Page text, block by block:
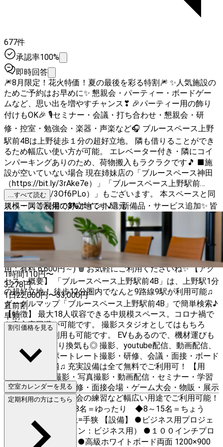
677件
承認率100%
即時回答
🎆8月限定！花火特価！夏の最後を彩る特割🎆 ✨人気施設の
ためご予約はお早めに✨ 懇親会・パーティー・ボードゲー
ムなど、思い出を増やすチャンス❣ 🎉パーティー用の飾り
付けもOK🎉 🎙セミナー・会議・打ち合わせ・懇親会・研
修・控室・勉強会・楽器・声楽など🎧 ブルースペース上野
駅前4Bは上野徒歩１分の超好立地。 隣も借りることができ
るため幅広い使い方が可能。 エレベーター付き・隣にコイ
ンパーキングありのため、荷物搬入もラクラクです🎵 ■施
設が空いていない場合 現在姉妹店の「ブルースペース神田
（https://bit.ly/3rAke7e）」「ブルースペース上野駅前
(https://bit.ly/3Of6PLo）」もございます。 本スペースと同
規模・同等設備の好立地です♪ ✨新備品・サービス追加✨ 皆
様のご要望にお応えして、新しい備品とサービスが追加され
ました！ぜひご利用ください♪ 1️⃣ 有線キーボードの追加 (利
用：無料) ⌨️ 2️⃣ 有線マウスの追加 (利用：無料) 🖱️ 3️⃣ PCモニ
ターの追加 (利用：無料) 🖥️ 4️⃣ ゴミ捨てオプションの追加 (利
用：有料 6,600円～) 🗑️ お気軽にご利用くださいね✨ 【アク
セス・概要】 「ブルースペース上野駅前4B」は、上野駅1分
の超好立地！ 徒歩12分圏内でなんと9路線9駅が利用可能♫
グーグルマップ「ブルースペース上野駅前4B」で簡単検索♪
【特徴】 最大18人収容できる中規模スペース。コロナ禍で
も安心密回避が可能です。 撮影スタジオとしてはもちろ
ん・貸し会議利用も可能です。 EVもあるので、機材運びも
簡単♫ 窓も有り換気も◎ 撮影、youtube配信、動画配信、
モデル撮影・ポートレート撮影・研修、会議・面接・ボード
ゲーム等に最適♫ 充実設備は全て無料でご利用可！ 【用
途】 コスプレ撮影・写真撮影・動画配信・セミナー・学習
塾・英会話教室・研修・面接会場・ゲーム大会・物販・展示
会・イベント・忘年会の練習など幅広い用途でご利用可能！
【スペース】 ◆1～8名＝ゆったり ◆8～15名＝ちょう
ど ◆15～18名以上=手狭 【設備】 ●ビジネス用プロジェ
クター（3200ルーメン：ビジネス用） ●１００インチプロ
ジェクトスクリーン ●高級ホワイトボード両面 1200×900
...すべて読む
スペースご利用で3%ポイント還元
1時間110円〜
3,278円
1日22,000円〜33,000円
直前割
早割
割引価格を見る
空室カレンダーを見る
定期利用の方はこちら